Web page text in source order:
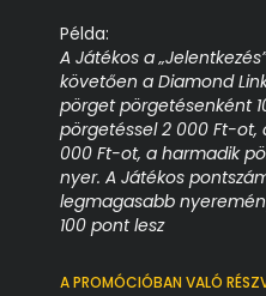
Példa:
A Játékos a
követően a Diamond
pörget pörgetésenként
pörgetéssel 2 000 Ft-ot,
000 Ft-ot, a harmadik
nyer. A Játékos
legmagasabb
100 pont lesz
A PROMÓCIÓBAN VALÓ